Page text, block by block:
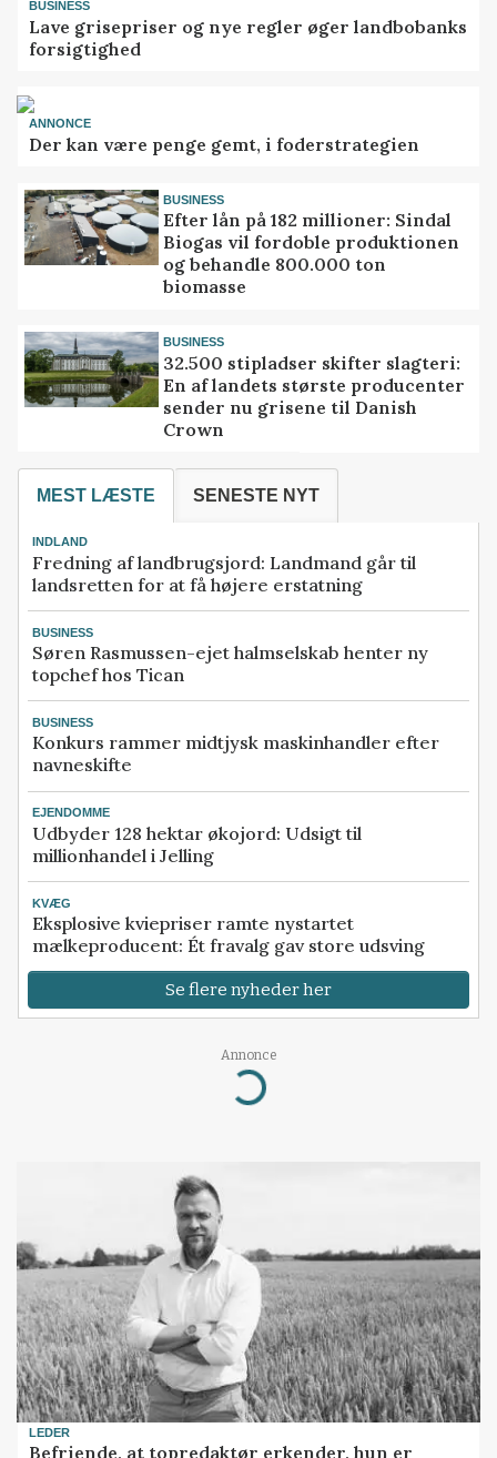
BUSINESS
Lave grisepriser og nye regler øger landbobanks
forsigtighed
ANNONCE
Der kan være penge gemt, i foderstrategien
BUSINESS
Efter lån på 182 millioner: Sindal
Biogas vil fordoble produktionen
og behandle 800.000 ton
biomasse
BUSINESS
32.500 stipladser skifter slagteri:
En af landets største producenter
sender nu grisene til Danish
Crown
MEST LÆSTE SENESTE NYT
INDLAND
Fredning af landbrugsjord: Landmand går til
landsretten for at få højere erstatning
BUSINESS
Søren Rasmussen-ejet halmselskab henter ny
topchef hos Tican
BUSINESS
Konkurs rammer midtjysk maskinhandler efter
navneskifte
EJENDOMME
Udbyder 128 hektar økojord: Udsigt til
millionhandel i Jelling
KVÆG
Eksplosive kviepriser ramte nystartet
mælkeproducent: Ét fravalg gav store udsving
Se flere nyheder her
Annonce
Loading...
LEDER
Befriende, at topredaktør erkender, hun er